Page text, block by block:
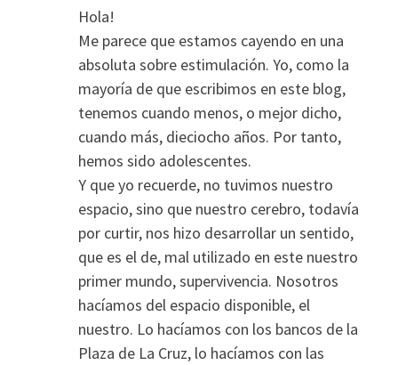
Hola!
Me parece que estamos cayendo en una
absoluta sobre estimulación. Yo, como la
mayoría de que escribimos en este blog,
tenemos cuando menos, o mejor dicho,
cuando más, dieciocho años. Por tanto,
hemos sido adolescentes.
Y que yo recuerde, no tuvimos nuestro
espacio, sino que nuestro cerebro, todavía
por curtir, nos hizo desarrollar un sentido,
que es el de, mal utilizado en este nuestro
primer mundo, supervivencia. Nosotros
hacíamos del espacio disponible, el
nuestro. Lo hacíamos con los bancos de la
Plaza de La Cruz, lo hacíamos con las